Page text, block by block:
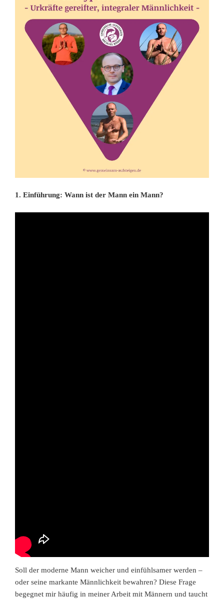
1. Einführung: Wann ist der Mann ein Mann?
Soll der moderne Mann weicher und einfühlsamer werden –
oder seine markante Männlichkeit bewahren? Diese Frage
begegnet mir häufig in meiner Arbeit mit Männern und taucht